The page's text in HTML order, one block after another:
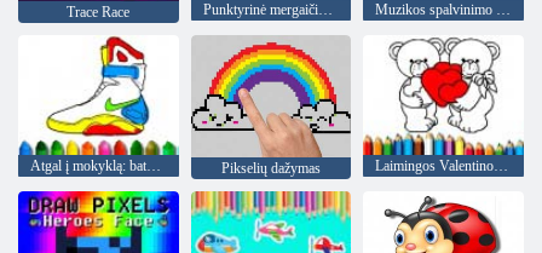
Trace Race Punktyrinė mergaičių dažymo knyga Muzikos spalvinimo knyga
Atgal į mokyklą: batų dažymas Pikselių dažymas Laimingos Valentino dienos dažymas